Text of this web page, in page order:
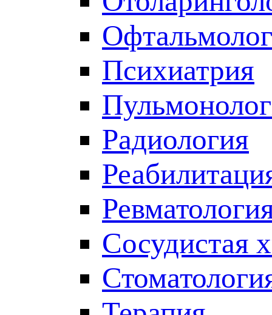
Психиатрия
Радиология
Сосудистая